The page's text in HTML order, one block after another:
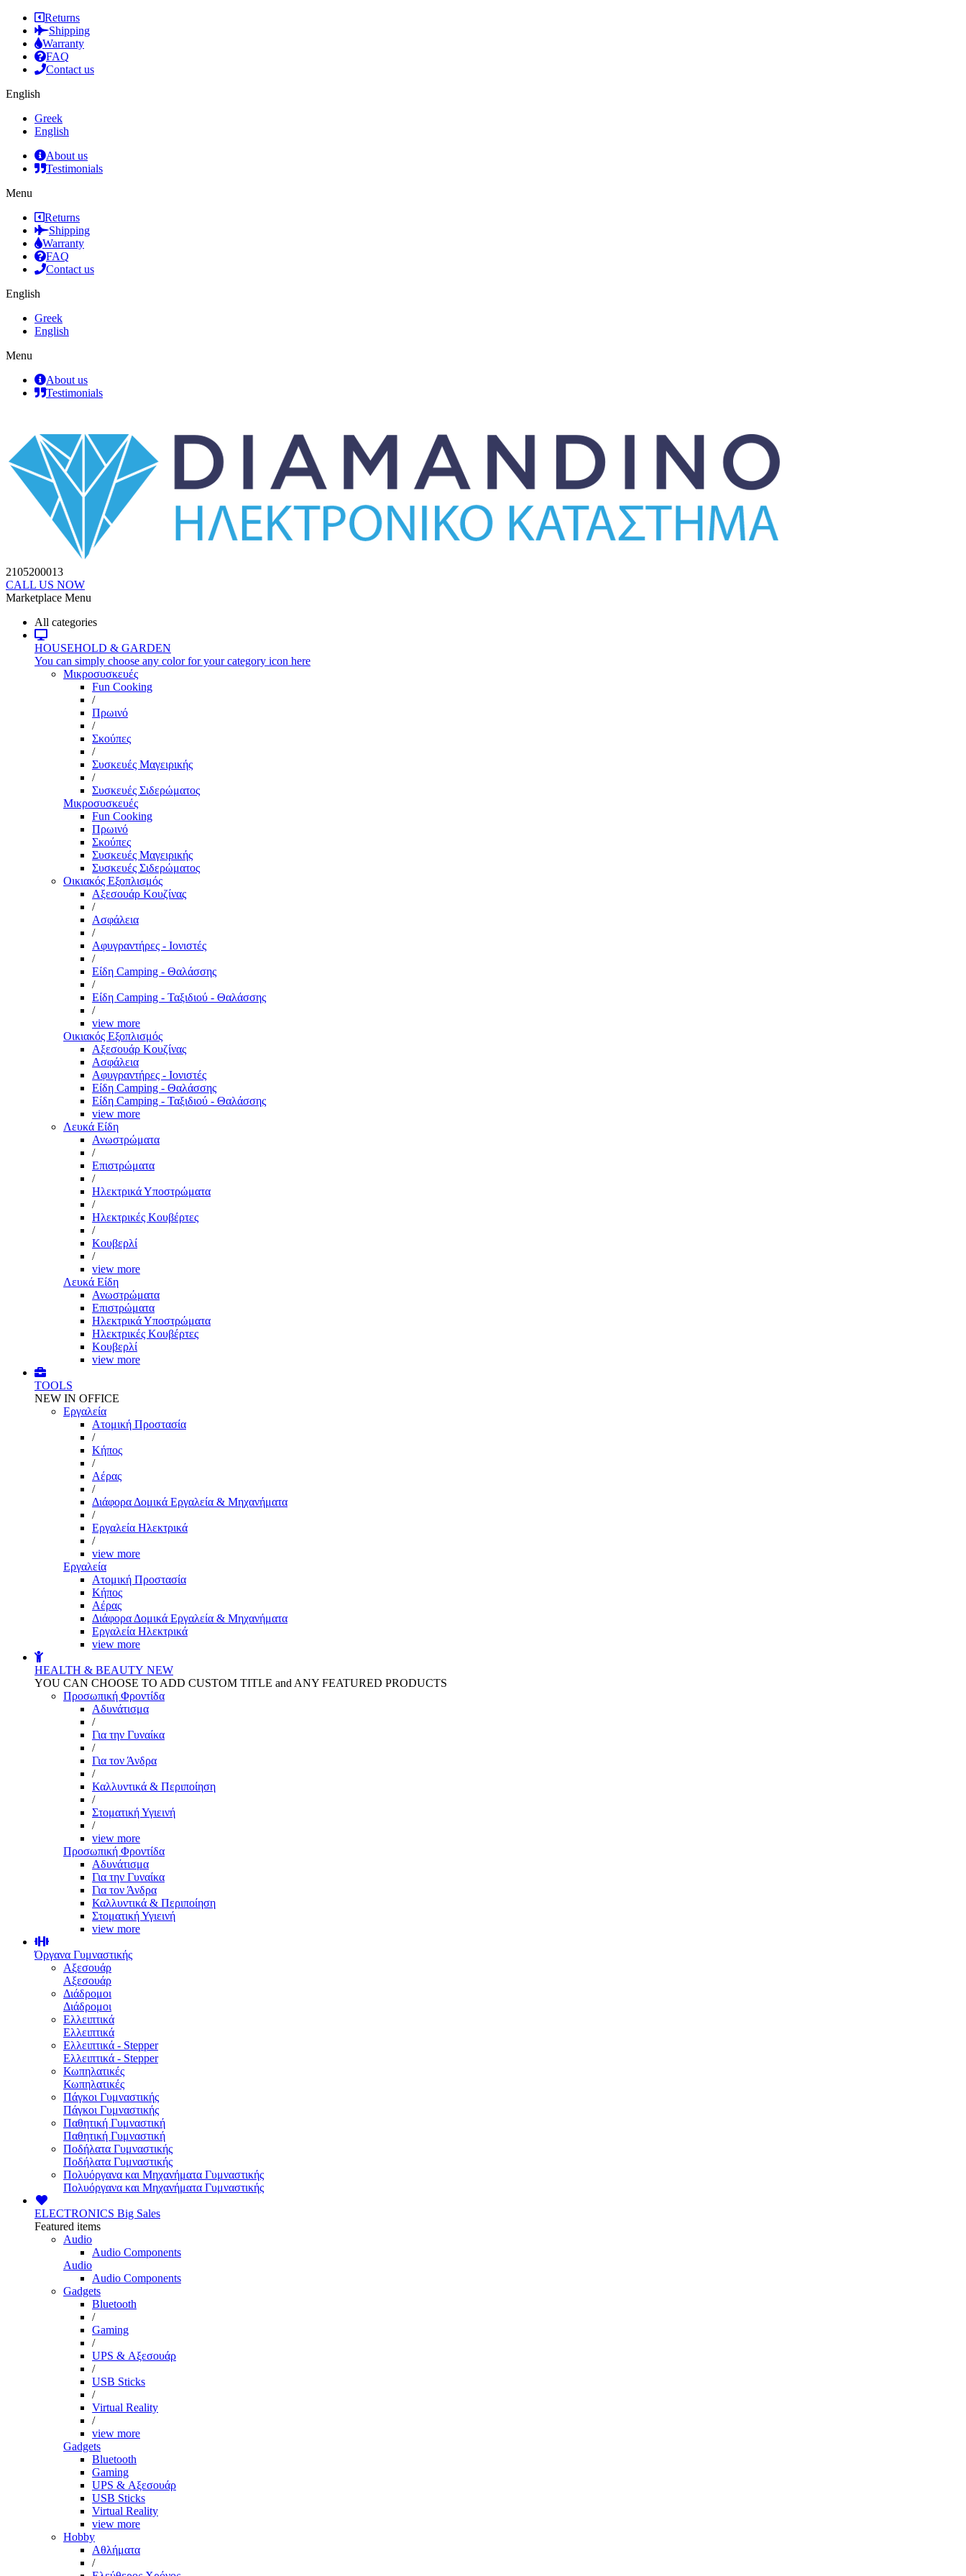
Returns
Shipping
Warranty
FAQ
Contact us
English
Greek
English
About us
Testimonials
Menu
Returns
Shipping
Warranty
FAQ
Contact us
English
Greek
English
Menu
About us
Testimonials
2105200013
CALL US NOW
Marketplace Menu
All categories
HOUSEHOLD & GARDEN
You can simply choose any color for your category icon here
Μικροσυσκευές
Fun Cooking
/
Πρωινό
/
Σκούπες
/
Συσκευές Μαγειρικής
/
Συσκευές Σιδερώματος
Μικροσυσκευές
Fun Cooking
Πρωινό
Σκούπες
Συσκευές Μαγειρικής
Συσκευές Σιδερώματος
Οικιακός Εξοπλισμός
Αξεσουάρ Κουζίνας
/
Ασφάλεια
/
Αφυγραντήρες - Ιονιστές
/
Είδη Camping - Θαλάσσης
/
Είδη Camping - Ταξιδιού - Θαλάσσης
/
view more
Οικιακός Εξοπλισμός
Αξεσουάρ Κουζίνας
Ασφάλεια
Αφυγραντήρες - Ιονιστές
Είδη Camping - Θαλάσσης
Είδη Camping - Ταξιδιού - Θαλάσσης
view more
Λευκά Είδη
Ανωστρώματα
/
Επιστρώματα
/
Ηλεκτρικά Υποστρώματα
/
Ηλεκτρικές Κουβέρτες
/
Κουβερλί
/
view more
Λευκά Είδη
Ανωστρώματα
Επιστρώματα
Ηλεκτρικά Υποστρώματα
Ηλεκτρικές Κουβέρτες
Κουβερλί
view more
TOOLS
NEW IN OFFICE
Εργαλεία
Aτομική Προστασία
/
Kήπος
/
Αέρας
/
Διάφορα Δομικά Εργαλεία & Μηχανήματα
/
Εργαλεία Ηλεκτρικά
/
view more
Εργαλεία
Aτομική Προστασία
Kήπος
Αέρας
Διάφορα Δομικά Εργαλεία & Μηχανήματα
Εργαλεία Ηλεκτρικά
view more
HEALTH & BEAUTY NEW
YOU CAN CHOOSE TO ADD CUSTOM TITLE and ANY FEATURED PRODUCTS
Προσωπική Φροντίδα
Αδυνάτισμα
/
Για την Γυναίκα
/
Για τον Άνδρα
/
Καλλυντικά & Περιποίηση
/
Στοματική Υγιεινή
/
view more
Προσωπική Φροντίδα
Αδυνάτισμα
Για την Γυναίκα
Για τον Άνδρα
Καλλυντικά & Περιποίηση
Στοματική Υγιεινή
view more
Όργανα Γυμναστικής
Αξεσουάρ
Αξεσουάρ
Διάδρομοι
Διάδρομοι
Ελλειπτικά
Ελλειπτικά
Ελλειπτικά - Stepper
Ελλειπτικά - Stepper
Κωπηλατικές
Κωπηλατικές
Πάγκοι Γυμναστικής
Πάγκοι Γυμναστικής
Παθητική Γυμναστική
Παθητική Γυμναστική
Ποδήλατα Γυμναστικής
Ποδήλατα Γυμναστικής
Πολυόργανα και Μηχανήματα Γυμναστικής
Πολυόργανα και Μηχανήματα Γυμναστικής
ELECTRONICS Big Sales
Featured items
Audio
Audio Components
Audio
Audio Components
Gadgets
Bluetooth
/
Gaming
/
UPS & Αξεσουάρ
/
USB Sticks
/
Virtual Reality
/
view more
Gadgets
Bluetooth
Gaming
UPS & Αξεσουάρ
USB Sticks
Virtual Reality
view more
Hobby
Αθλήματα
/